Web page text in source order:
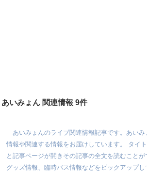
あいみょん 関連情報 9件
あいみょんのライブ関連情報記事です。あいみ
情報や関連する情報をお届けしています。 タイ
と記事ページが開きその記事の全文を読むこと
グッズ情報、臨時バス情報などをピックアップし